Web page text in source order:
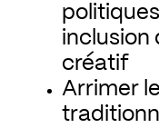
inclusion
créatif
Arrimer